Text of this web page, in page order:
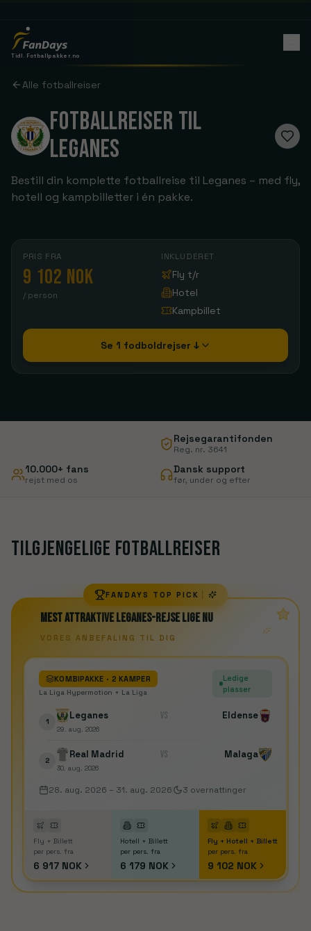
Tidl. Fotballpakker.no
Alle fotballreiser
FOTBALLREISER TIL
LEGANES
Bestill din komplette fotballreise til Leganes – med fly,
hotell og kampbilletter i én pakke.
PRIS FRA
9 102 NOK
/ person
INKLUDERET
Fly t/r
Hotel
Kampbillet
Se 1 fodboldrejser ↓
Rejsegarantifonden
Reg. nr. 3641
10.000+ fans
rejst med os
Dansk support
før, under og efter
Tilgjengelige fotballreiser
FANDAYS TOP PICK
Mest attraktive Leganes-rejse lige nu
VORES ANBEFALING TIL DIG
KOMBIPAKKE · 2 KAMPER
La Liga Hypermotion + La Liga
Ledige
plasser
1
Leganes VS Eldense
29. aug. 2026
2
Real Madrid VS Malaga
30. aug. 2026
28. aug. 2026 – 31. aug. 2026 3 overnattinger
Fly + Billett
per pers. fra
6 917 NOK
Hotell + Billett
per pers. fra
6 179 NOK
Fly + Hotell + Billett
per pers. fra
9 102 NOK